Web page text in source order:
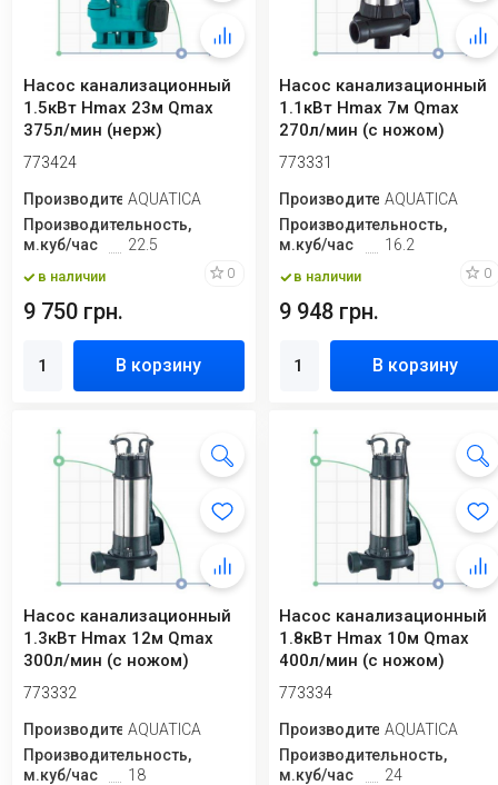
Насос канализационный
1.5кВт Hmax 23м Qmax
375л/мин (нерж)
AQUATICA (773424)
773424
ПроизводительAQUATICA
Производительность,
м.куб/час
22.5
в наличии 0
9 750 грн.
В корзину
Насос канализационный
1.1кВт Hmax 7м Qmax
270л/мин (с ножом)
AQUATICA (773331)
773331
ПроизводительAQUATICA
Производительность,
м.куб/час
16.2
в наличии 0
9 948 грн.
В корзину
Насос канализационный
1.3кВт Hmax 12м Qmax
300л/мин (с ножом)
AQUATICA (773332)
773332
ПроизводительAQUATICA
Производительность,
м.куб/час
18
Насос канализационный
1.8кВт Hmax 10м Qmax
400л/мин (с ножом)
AQUATICA (773334)
773334
ПроизводительAQUATICA
Производительность,
м.куб/час
24